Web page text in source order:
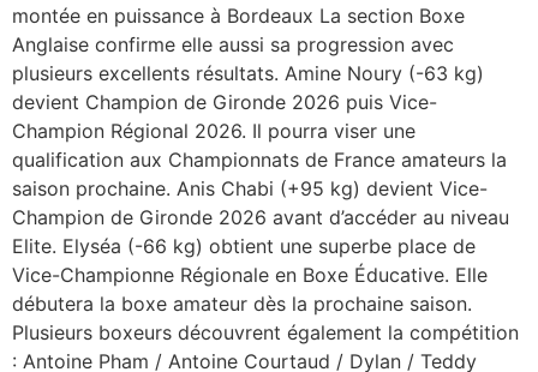
montée en puissance à Bordeaux La section Boxe
Anglaise confirme elle aussi sa progression avec
plusieurs excellents résultats. Amine Noury (-63 kg)
devient Champion de Gironde 2026 puis Vice-
Champion Régional 2026. Il pourra viser une
qualification aux Championnats de France amateurs la
saison prochaine. Anis Chabi (+95 kg) devient Vice-
Champion de Gironde 2026 avant d’accéder au niveau
Elite. Elyséa (-66 kg) obtient une superbe place de
Vice-Championne Régionale en Boxe Éducative. Elle
débutera la boxe amateur dès la prochaine saison.
Plusieurs boxeurs découvrent également la compétition
: Antoine Pham / Antoine Courtaud / Dylan / Teddy